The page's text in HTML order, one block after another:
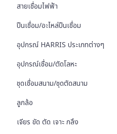
สายเชื่อมไฟฟ้า
ปืนเชื่อม/อะไหล่ปืนเชื่อม
อุปกรณ์ HARRIS ประเภทต่างๆ
อุปกรณ์เชื่อม/ตัดโลหะ
ชุดเชื่อมสนาม/ชุดตัดสนาม
ลูกล้อ
เจียร ขัด ตัด เจาะ กลึง